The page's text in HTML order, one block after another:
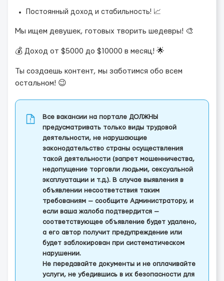
Постоянный доход и стабильность! 📈
Мы ищем девушек, готовых творить шедевры! 🎨
💰 Доход от $5000 до $10000 в месяц! 🌟
Ты создаешь контент, мы заботимся обо всем
остальном! 😉
Все вакансии на портале ДОЛЖНЫ
предусматривать только виды трудовой
деятельности, не нарушающие
законодательство страны осуществления
такой деятельности (запрет мошенничества,
недопущение торговли людьми, сексуальной
эксплуатации и т.д.). В случае выявления в
объявлении несоответствия таким
требованиям — сообщите Администратору, и
если ваша жалоба подтвердится —
соответствующее объявление будет удалено,
а его автор получит предупреждение или
будет заблокирован при систематическом
нарушении.
Не передавайте документы и не оплачивайте
услуги, не убедившись в их безопасности для